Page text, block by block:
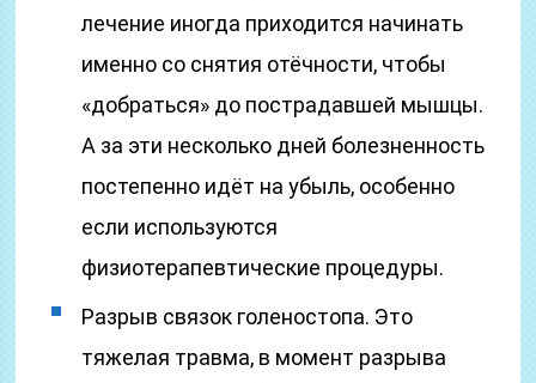
лечение иногда приходится начинать
именно со снятия отёчности, чтобы
«добраться» до пострадавшей мышцы.
А за эти несколько дней болезненность
постепенно идёт на убыль, особенно
если используются
физиотерапевтические процедуры.
Разрыв связок голеностопа. Это
тяжелая травма, в момент разрыва